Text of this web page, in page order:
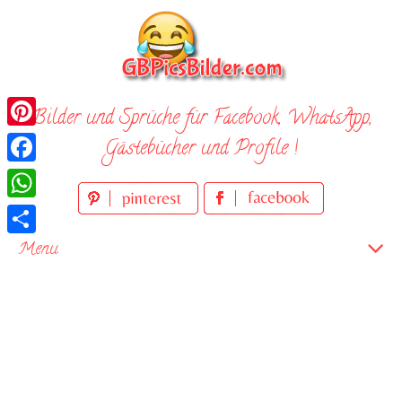
Bilder und Sprüche für Facebook, WhatsApp,
Gästebücher und Profile !
Menu
Pinterest
Facebook
WhatsApp
Teilen